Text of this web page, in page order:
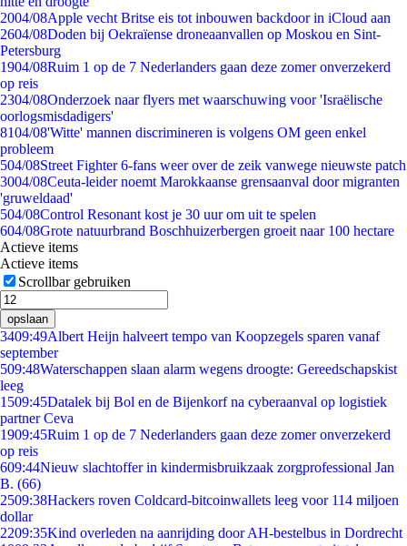
2004/08Apple vecht Britse eis tot inbouwen backdoor in iCloud aan
2604/08Doden bij Oekraïense droneaanvallen op Moskou en Sint-
Petersburg
1904/08Ruim 1 op de 7 Nederlanders gaan deze zomer onverzekerd
op reis
2304/08Onderzoek naar flyers met waarschuwing voor 'Israëlische
oorlogsmisdadigers'
8104/08'Witte' mannen discrimineren is volgens OM geen enkel
probleem
504/08Street Fighter 6-fans weer over de zeik vanwege nieuwste patch
3004/08Ceuta-leider noemt Marokkaanse grensaanval door migranten
'gruweldaad'
504/08Control Resonant kost je 30 uur om uit te spelen
604/08Grote natuurbrand Boschhuizerbergen groeit naar 100 hectare
Actieve items
Actieve items
Scrollbar gebruiken
opslaan
3409:49Albert Heijn halveert tempo van Koopzegels sparen vanaf
september
509:48Waterschappen slaan alarm wegens droogte: Gereedschapskist
leeg
1509:45Datalek bij Bol en de Bijenkorf na cyberaanval op logistiek
partner Ceva
1909:45Ruim 1 op de 7 Nederlanders gaan deze zomer onverzekerd
op reis
609:44Nieuw slachtoffer in kindermisbruikzaak zorgprofessional Jan
B. (66)
2509:38Hackers roven Coldcard-bitcoinwallets leeg voor 114 miljoen
dollar
2209:35Kind overleden na aanrijding door AH-bestelbus in Dordrecht